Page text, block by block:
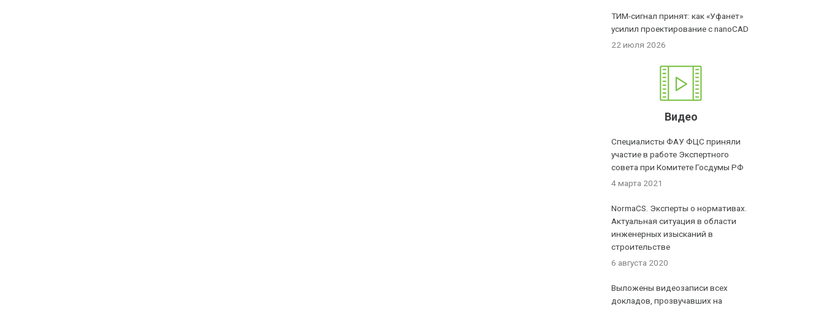
ТИМ-сигнал принят: как «Уфанет»
усилил проектирование с nanoCAD
22 июля 2026
Видео
Специалисты ФАУ ФЦС приняли
участие в работе Экспертного
совета при Комитете Госдумы РФ
4 марта 2021
NormaCS. Эксперты о нормативах.
Актуальная ситуация в области
инженерных изысканий в
строительстве
6 августа 2020
Выложены видеозаписи всех
докладов, прозвучавших на